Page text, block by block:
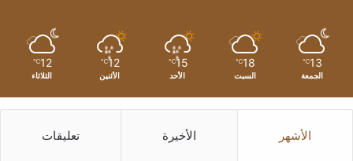
13
℃
الجمعة
18
℃
السبت
15
℃
الأحد
12
℃
الأثنين
12
℃
الثلاثاء
الأشهر الأخيرة تعليقات